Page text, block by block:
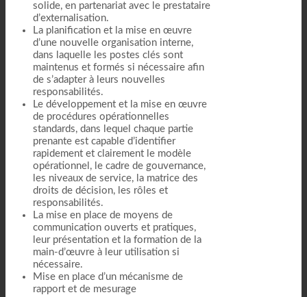
solide, en partenariat avec le prestataire
d’externalisation.
La planification et la mise en œuvre
d’une nouvelle organisation interne,
dans laquelle les postes clés sont
maintenus et formés si nécessaire afin
de s’adapter à leurs nouvelles
responsabilités.
Le développement et la mise en œuvre
de procédures opérationnelles
standards, dans lequel chaque partie
prenante est capable d’identifier
rapidement et clairement le modèle
opérationnel, le cadre de gouvernance,
les niveaux de service, la matrice des
droits de décision, les rôles et
responsabilités.
La mise en place de moyens de
communication ouverts et pratiques,
leur présentation et la formation de la
main-d’œuvre à leur utilisation si
nécessaire.
Mise en place d’un mécanisme de
rapport et de mesurage